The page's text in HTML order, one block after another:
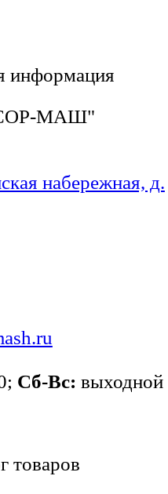
информация
МАШ"
набережная, д.
Сб-Вс: выходной
товаров